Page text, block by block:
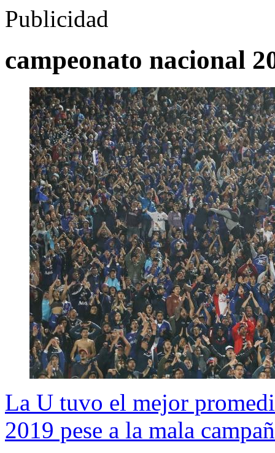
Publicidad
campeonato nacional
La U tuvo el mejor
2019 pese a la mala